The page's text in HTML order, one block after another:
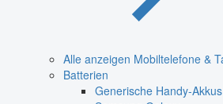
Alle anzeigen Mobiltelefone &
Batterien
Generische Handy-Akkus